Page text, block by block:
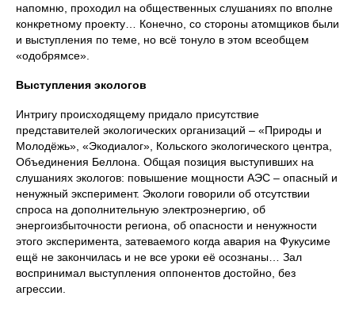
напомню, проходил на общественных слушаниях по вполне
конкретному проекту… Конечно, со стороны атомщиков были
и выступления по теме, но всё тонуло в этом всеобщем
«одобрямсе».
Выступления экологов
Интригу происходящему придало присутствие
представителей экологических организаций – «Природы и
Молодёжь», «Экодиалог», Кольского экологического центра,
Объединения Беллона. Общая позиция выступивших на
слушаниях экологов: повышение мощности АЭС – опасный и
ненужный эксперимент. Экологи говорили об отсутствии
спроса на дополнительную электроэнергию, об
энергоизбыточности региона, об опасности и ненужности
этого эксперимента, затеваемого когда авария на Фукусиме
ещё не закончилась и не все уроки её осознаны… Зал
воспринимал выступления оппонентов достойно, без
агрессии.